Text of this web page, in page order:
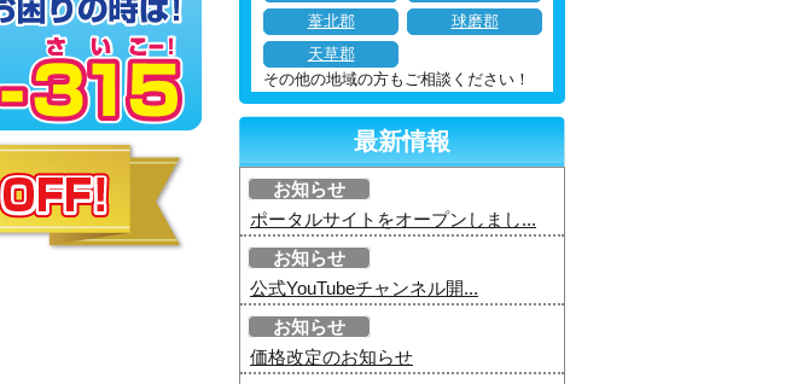
葦北郡
球磨郡
天草郡
その他の地域の方もご相談ください！
最新情報
お知らせ
ポータルサイトをオープンしまし...
お知らせ
公式YouTubeチャンネル開...
お知らせ
価格改定のお知らせ